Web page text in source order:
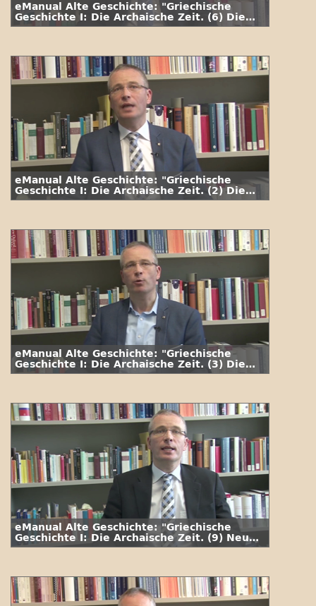
eManual Alte Geschichte: "Griechische
Geschichte I: Die Archaische Zeit. (6) Die
Dunklen Jahrhunderte"
eManual Alte Geschichte: "Griechische
Geschichte I: Die Archaische Zeit. (2) Die
Minoer"
eManual Alte Geschichte: "Griechische
Geschichte I: Die Archaische Zeit. (3) Die
Mykener"
eManual Alte Geschichte: "Griechische
Geschichte I: Die Archaische Zeit. (9) Neue
Kriegstechnik und Tyrannis"